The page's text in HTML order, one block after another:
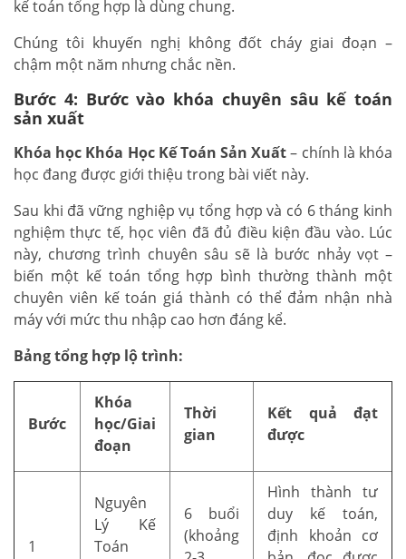
kế toán tổng hợp là dùng chung.
Chúng tôi khuyến nghị không đốt cháy giai đoạn –
chậm một năm nhưng chắc nền.
Bước 4: Bước vào khóa chuyên sâu kế toán
sản xuất
Khóa học Khóa Học Kế Toán Sản Xuất– chính là khóa
học đang được giới thiệu trong bài viết này.
Sau khi đã vững nghiệp vụ tổng hợp và có 6 tháng kinh
nghiệm thực tế, học viên đã đủ điều kiện đầu vào. Lúc
này, chương trình chuyên sâu sẽ là bước nhảy vọt –
biến một kế toán tổng hợp bình thường thành một
chuyên viên kế toán giá thành có thể đảm nhận nhà
máy với mức thu nhập cao hơn đáng kể.
Bảng tổng hợp lộ trình:
Bước
Khóa
học/Giai
đoạn
Thời
gian
Kết quả đạt
được
1
Nguyên
Lý Kế
Toán
6 buổi
(khoảng
Hình thành tư
duy kế toán,
định khoản cơ